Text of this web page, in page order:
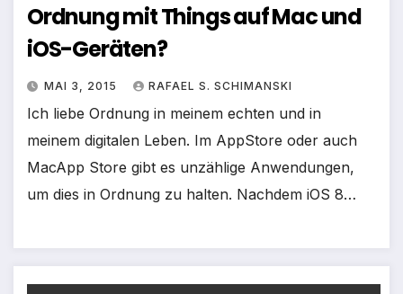
Ordnung mit Things auf Mac und
iOS-Geräten?
MAI 3, 2015 RAFAEL S. SCHIMANSKI
Ich liebe Ordnung in meinem echten und in
meinem digitalen Leben. Im AppStore oder auch
MacApp Store gibt es unzählige Anwendungen,
um dies in Ordnung zu halten. Nachdem iOS 8…